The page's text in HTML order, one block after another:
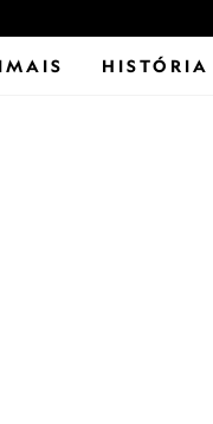
HISTÓRIA